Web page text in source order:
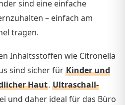
sind eine einfache
– einfach am
tragen.
Inhaltsstoffen wie Citronella
sind sicher für Kinder und
Haut. Ultraschall-
und daher ideal für das Büro